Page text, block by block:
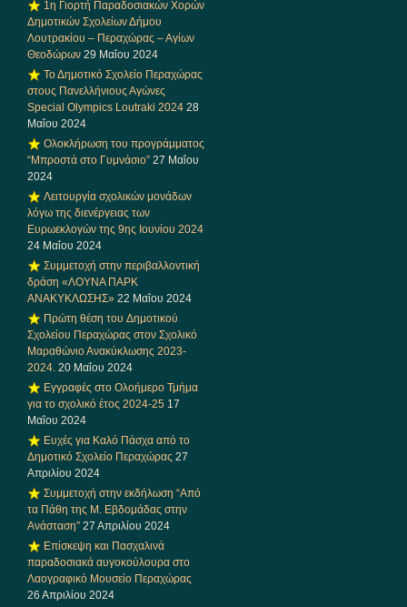
1η Γιορτή Παραδοσιακών Χορών
Δημοτικών Σχολείων Δήμου
Λουτρακίου – Περαχώρας – Αγίων
Θεοδώρων 29 Μαΐου 2024
Το Δημοτικό Σχολείο Περαχώρας
στους Πανελλήνιους Αγώνες
Special Olympics Loutraki 2024 28
Μαΐου 2024
Ολοκλήρωση του προγράμματος
“Μπροστά στο Γυμνάσιο” 27 Μαΐου
2024
Λειτουργία σχολικών μονάδων
λόγω της διενέργειας των
Ευρωεκλογών της 9ης Ιουνίου 2024
24 Μαΐου 2024
Συμμετοχή στην περιβαλλοντική
δράση «ΛΟΥΝΑ ΠΑΡΚ
ΑΝΑΚΥΚΛΩΣΗΣ» 22 Μαΐου 2024
Πρώτη θέση του Δημοτικού
Σχολείου Περαχώρας στον Σχολικό
Μαραθώνιο Ανακύκλωσης 2023-
2024. 20 Μαΐου 2024
Εγγραφές στο Ολοήμερο Τμήμα
για το σχολικό έτος 2024-25 17
Μαΐου 2024
Ευχές για Καλό Πάσχα από το
Δημοτικό Σχολείο Περαχώρας 27
Απριλίου 2024
Συμμετοχή στην εκδήλωση “Από
τα Πάθη της Μ. Εβδομάδας στην
Ανάσταση” 27 Απριλίου 2024
Επίσκεψη και Πασχαλινά
παραδοσιακά αυγοκούλουρα στο
Λαογραφικό Μουσείο Περαχώρας
26 Απριλίου 2024